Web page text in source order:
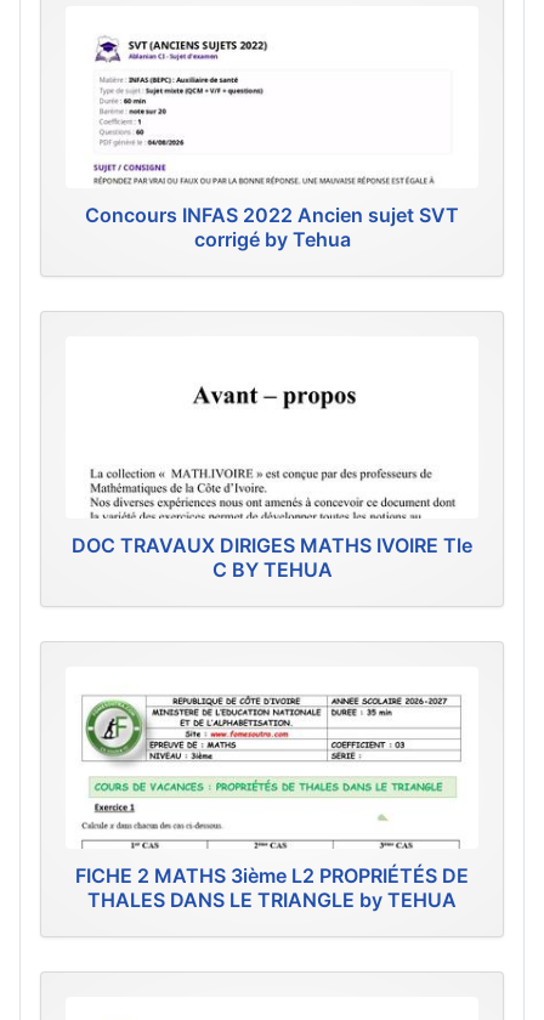
Concours INFAS 2022 Ancien sujet SVT
corrigé by Tehua
DOC TRAVAUX DIRIGES MATHS IVOIRE Tle
C BY TEHUA
FICHE 2 MATHS 3ième L2 PROPRIÉTÉS DE
THALES DANS LE TRIANGLE by TEHUA